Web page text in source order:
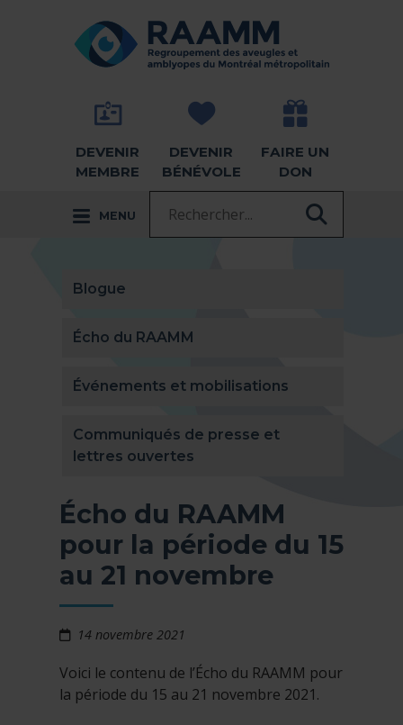
RETOUR À LA PAGE D'ACCUEIL -
DEVENIR
MEMBRE
DEVENIR
BÉNÉVOLE
FAIRE UN
DON
MENU
Blogue
Écho du RAAMM
Événements et mobilisations
Communiqués de presse et
lettres ouvertes
Écho du RAAMM
pour la période du 15
au 21 novembre
14 novembre 2021
Voici le contenu de l’Écho du RAAMM pour
la période du 15 au 21 novembre 2021.